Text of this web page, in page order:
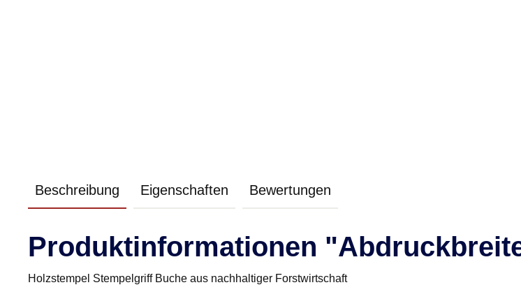
Beschreibung Eigenschaften Bewertungen
Produktinformationen
Holzstempel Stempelgriff Buche aus nachhaltiger Forstwirtschaft